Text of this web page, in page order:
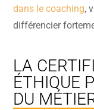
dans le coaching,
différencier
LA
ÉTHIQUE
DU